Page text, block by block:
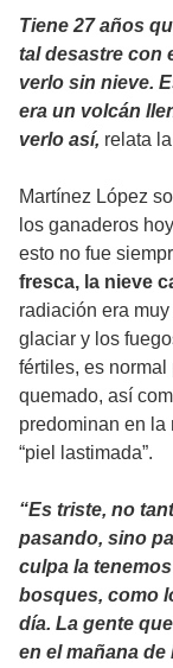
Tiene 27 años
tal desastre con
verlo sin nieve.
era un volcán
verlo así, relata
Martínez López
los ganaderos
esto no fue
fresca, la nieve
radiación era
glaciar y los
fértiles, es normal
quemado, así
predominan en la
“piel lastimada”.
“Es triste, no
pasando, sino
culpa la
bosques, como
día. La gente
en el mañana